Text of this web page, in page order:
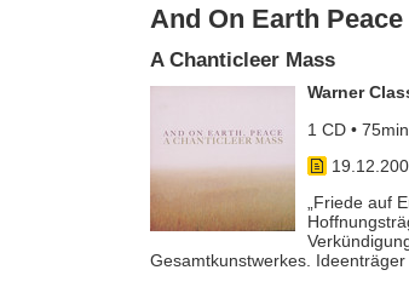
And On Earth Peace
A Chanticleer Mass
Warner
1 CD •
„Friede auf
Gesamtkunstwerkes.